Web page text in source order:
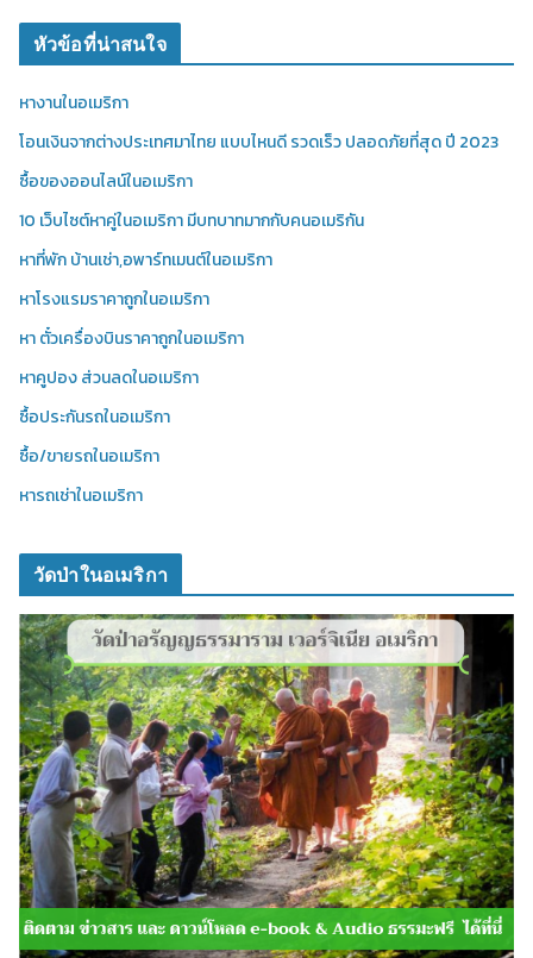
หัวข้อที่น่าสนใจ
หางานในอเมริกา
โอนเงินจากต่างประเทศมาไทย แบบไหนดี รวดเร็ว ปลอดภัยที่สุด ปี 2023
ซื้อของออนไลน์ในอเมริกา
10 เว็บไซต์หาคู่ในอเมริกา มีบทบาทมากกับคนอเมริกัน
หาที่พัก บ้านเช่า,อพาร์ทเมนต์ในอเมริกา
หาโรงแรมราคาถูกในอเมริกา
หา ตั๋วเครื่องบินราคาถูกในอเมริกา
หาคูปอง ส่วนลดในอเมริกา
ซื้อประกันรถในอเมริกา
ซื้อ/ขายรถในอเมริกา
หารถเช่าในอเมริกา
วัดป่าในอเมริกา